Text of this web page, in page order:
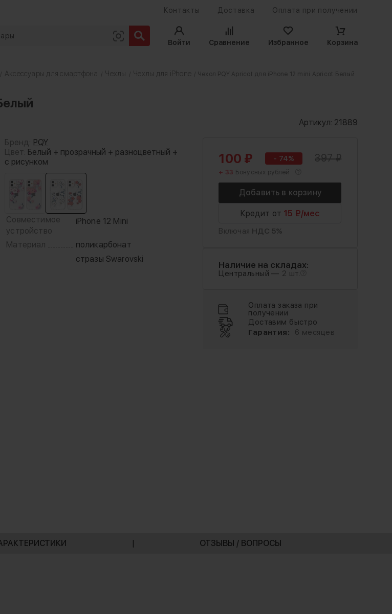
Контакты Доставка Оплата при получении
Войти
Сравнение Избранное Корзина
Аксессуары для смартфона Чехлы Чехлы для iPhone / Чехол PQY Apricot для iPhone 12 mini Apricot Белый
Артикул: 21889
Бренд: PQY
Цвет: Белый + прозрачный + разноцветный +
с рисунком
Совместимое
устройство
iPhone 12 Mini
Материал
поликарбонат
стразы Swarovski
100 ₽ - 74% 397₽
+ 33 Бонусных рублей
Кредит от 15 ₽/мес
Включая НДС 5%
Наличие на складах:
Центральный — 2 шт.
Оплата заказа при
получении
Доставим быстро
Гарантия:
6 месяцев
| ОТЗЫВЫ / ВОПРОСЫ